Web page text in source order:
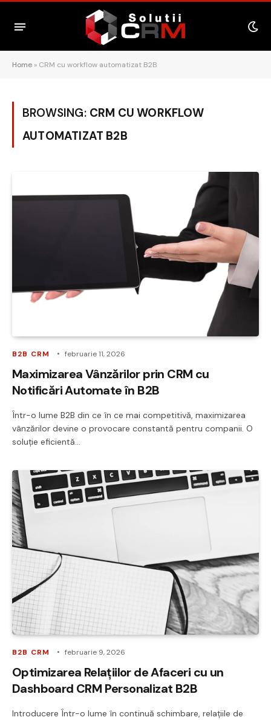
Home » CRM cu workflow automatizat B2B
BROWSING: CRM CU WORKFLOW
AUTOMATIZAT B2B
B2B CRM februarie 11, 2026
Maximizarea Vânzărilor prin CRM cu
Notificări Automate în B2B
Într-o lume B2B din ce în ce mai competitivă, maximizarea
vânzărilor devine o provocare constantă pentru companii. O
soluție eficientă…
B2B CRM februarie 9, 2026
Optimizarea Relațiilor de Afaceri cu un
Dashboard CRM Personalizat B2B
Introducere Într-o lume în continuă schimbare, relațiile de